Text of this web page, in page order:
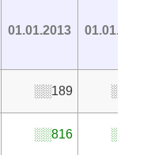
01.01.2013 01.01.2014
░░189 ░░399
░░816 ░░816